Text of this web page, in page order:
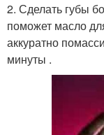
2. Сделать губы
поможет масло
аккуратно
минуты .